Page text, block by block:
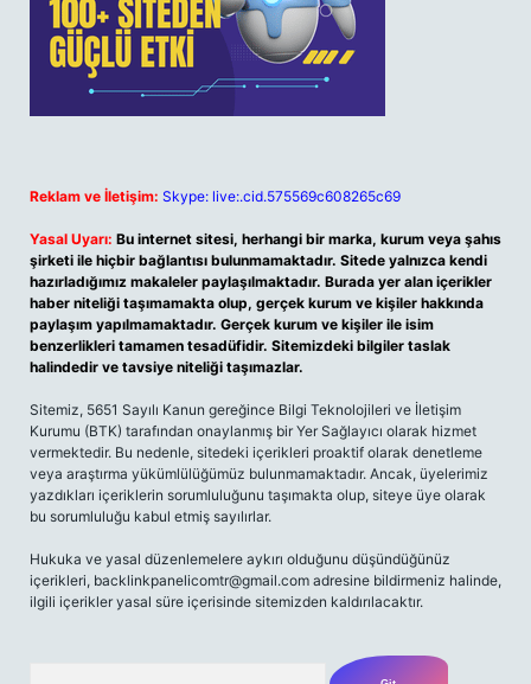
Reklam ve İletişim: Skype: live:.cid.575569c608265c69
Yasal Uyarı: Bu internet sitesi, herhangi bir marka, kurum veya şahıs
şirketi ile hiçbir bağlantısı bulunmamaktadır. Sitede yalnızca kendi
hazırladığımız makaleler paylaşılmaktadır. Burada yer alan içerikler
haber niteliği taşımamakta olup, gerçek kurum ve kişiler hakkında
paylaşım yapılmamaktadır. Gerçek kurum ve kişiler ile isim
benzerlikleri tamamen tesadüfidir. Sitemizdeki bilgiler taslak
halindedir ve tavsiye niteliği taşımazlar.
Sitemiz, 5651 Sayılı Kanun gereğince Bilgi Teknolojileri ve İletişim
Kurumu (BTK) tarafından onaylanmış bir Yer Sağlayıcı olarak hizmet
vermektedir. Bu nedenle, sitedeki içerikleri proaktif olarak denetleme
veya araştırma yükümlülüğümüz bulunmamaktadır. Ancak, üyelerimiz
yazdıkları içeriklerin sorumluluğunu taşımakta olup, siteye üye olarak
bu sorumluluğu kabul etmiş sayılırlar.
Hukuka ve yasal düzenlemelere aykırı olduğunu düşündüğünüz
içerikleri, backlinkpanelicomtr@gmail.com adresine bildirmeniz halinde,
ilgili içerikler yasal süre içerisinde sitemizden kaldırılacaktır.